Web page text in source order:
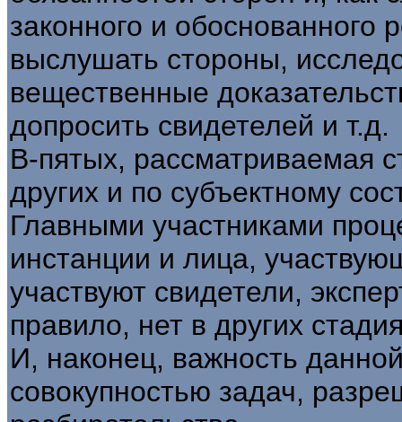
законного и
выслушать стороны,
вещественные
допросить свидетелей и т.д.
В-пятых, рассматриваемая
других и по субъектному
Главными участниками
инстанции и лица,
участвуют свидетели,
правило, нет в других
И, наконец, важность
совокупностью задач,